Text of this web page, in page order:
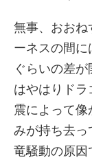
無事、おおね
ーネスの間に
ぐらいの差
はやはりド
震によって
みが持ち去っ
竜騒動の原因